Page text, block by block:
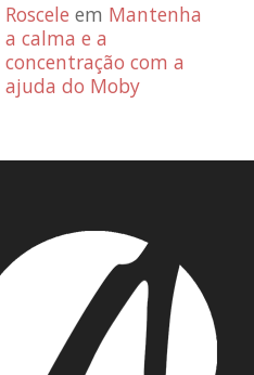
Roscele em Mantenha
a calma e a
concentração com a
ajuda do Moby